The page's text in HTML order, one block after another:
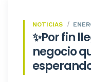
NOTICIAS
✨Por fin
negocio